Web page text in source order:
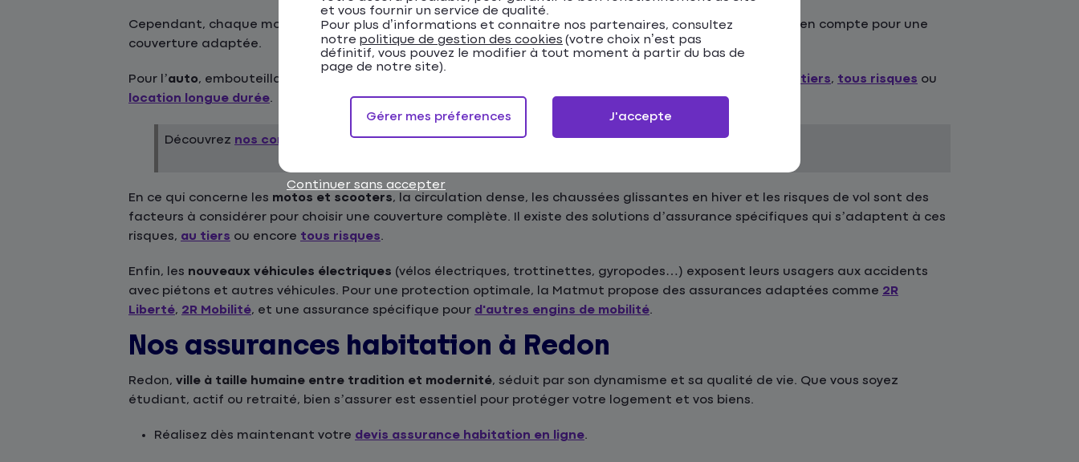
Cependant, chaque mode de transport comporte des risques spécifiques qu'il est important de prendre en compte pour une
couverture adaptée.
Pour l’auto, embouteillages, stationnement difficile et sinistres nécessitent une assurance adaptée : au tiers, tous risques ou
location longue durée.
Découvrez nos conseils pour bien choisir votre assurance auto.
En ce qui concerne les motos et scooters, la circulation dense, les chaussées glissantes en hiver et les risques de vol sont des
facteurs à considérer pour choisir une couverture complète. Il existe des solutions d’assurance spécifiques qui s’adaptent à ces
risques, au tiers ou encore tous risques.
Enfin, les nouveaux véhicules électriques (vélos électriques, trottinettes, gyropodes…) exposent leurs usagers aux accidents
avec piétons et autres véhicules. Pour une protection optimale, la Matmut propose des assurances adaptées comme 2R
Liberté, 2R Mobilité, et une assurance spécifique pour d'autres engins de mobilité.
Nos assurances habitation à Redon
Redon, ville à taille humaine entre tradition et modernité, séduit par son dynamisme et sa qualité de vie. Que vous soyez
étudiant, actif ou retraité, bien s’assurer est essentiel pour protéger votre logement et vos biens.
Réalisez dès maintenant votre devis assurance habitation en ligne.
et vous fournir un service de qualité.
Pour plus d’informations et connaitre nos partenaires, consultez
notre politique de gestion des cookies (votre choix n’est pas
définitif, vous pouvez le modifier à tout moment à partir du bas de
page de notre site).
Continuer sans accepter
Gérer mes préferences J'accepte